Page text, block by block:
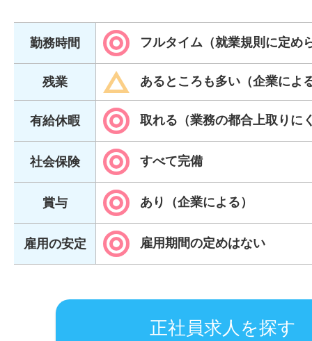
勤務時間 フルタイム（就業規則に定め
残業 あるところも多い（企業によ
有給休暇 取れる（業務の都合上取りに
社会保険 すべて完備
賞与 あり（企業による）
雇用の安定 雇用期間の定めはない
正社員求人を探す